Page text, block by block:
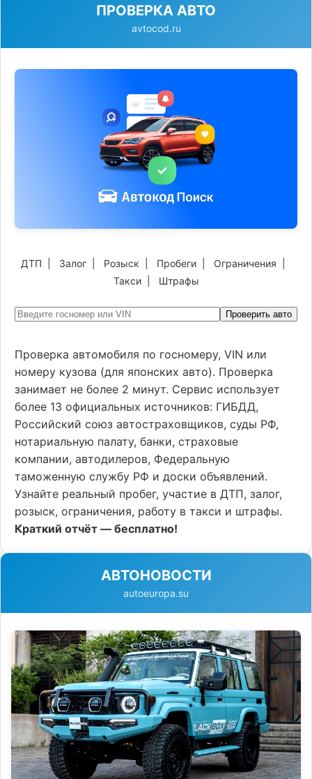
ПРОВЕРКА АВТО
avtocod.ru
ДТП Залог Розыск Пробеги Ограничения
Такси| Штрафы
Проверить авто
Проверка автомобиля по госномеру, VIN или
номеру кузова (для японских авто). Проверка
занимает не более 2 минут. Сервис использует
более 13 официальных источников: ГИБДД,
Российский союз автостраховщиков, суды РФ,
нотариальную палату, банки, страховые
компании, автодилеров, Федеральную
таможенную службу РФ и доски объявлений.
Узнайте реальный пробег, участие в ДТП, залог,
розыск, ограничения, работу в такси и штрафы.
Краткий отчёт — бесплатно!
АВТОНОВОСТИ
autoeuropa.su